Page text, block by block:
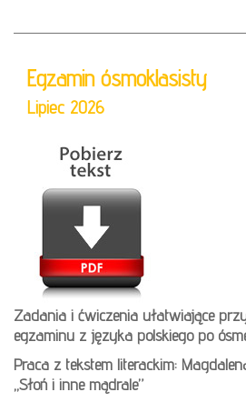
Egzamin ósmoklasisty
Lipiec 2026
Zadania i ćwiczenia ułatwiające
egzaminu z języka polskiego po
Praca z tekstem literackim:
„Słoń i inne mądrale”